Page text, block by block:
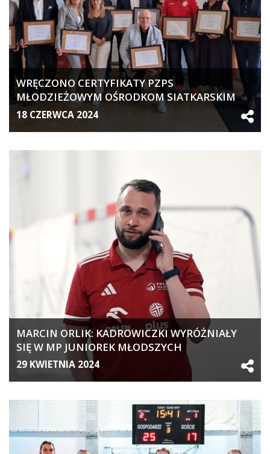
WRĘCZONO CERTYFIKATY PZPS
MŁODZIEŻOWYM OŚRODKOM SIATKARSKIM
18 CZERWCA 2024
MARCIN ORLIK: KADROWICZKI WYRÓŻNIAŁY
SIĘ W MP JUNIOREK MŁODSZYCH
29 KWIETNIA 2024